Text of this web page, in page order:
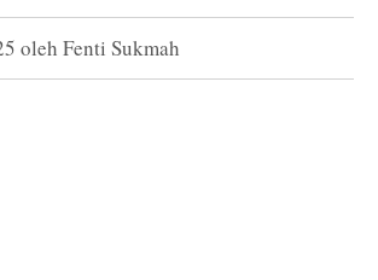
oleh Fenti Sukmah